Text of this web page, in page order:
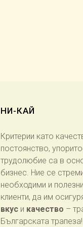
НИ-КАЙ
Критерии като
постоянство,
трудолюбие са в
бизнес. Ние се
необходими и
клиенти, да им
вкус и качество –
Българската трапеза!